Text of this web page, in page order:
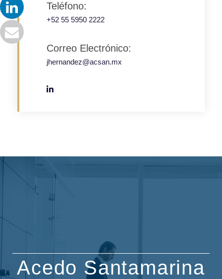
Teléfono:
+52 55 5950 2222
Correo Electrónico:
jhernandez@acsan.mx
Acedo Santamarina